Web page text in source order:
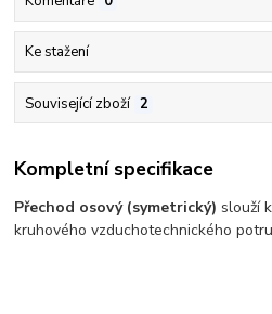
Ke stažení
Související zboží 2
Kompletní specifikace
Přechod osový (symetrický) slouží
kruhového vzduchotechnického